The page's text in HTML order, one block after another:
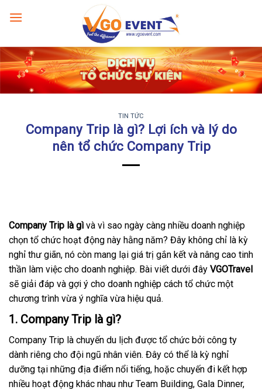
TIN TỨC
Company Trip là gì? Lợi ích và lý do
nên tổ chức Company Trip
Company Trip là gì và vì sao ngày càng nhiều doanh nghiệp
chọn tổ chức hoạt động này hằng năm? Đây không chỉ là kỳ
nghỉ thư giãn, nó còn mang lại giá trị gắn kết và nâng cao tinh
thần làm việc cho doanh nghiệp. Bài viết dưới đây VGOTravel
sẽ giải đáp và gợi ý cho doanh nghiệp cách tổ chức một
chương trình vừa ý nghĩa vừa hiệu quả.
1. Company Trip là gì?
Company Trip là chuyến du lịch được tổ chức bởi công ty
dành riêng cho đội ngũ nhân viên. Đây có thể là kỳ nghỉ
dưỡng tại những địa điểm nổi tiếng, hoặc chuyến đi kết hợp
nhiều hoạt động khác nhau như Team Building, Gala Dinner,